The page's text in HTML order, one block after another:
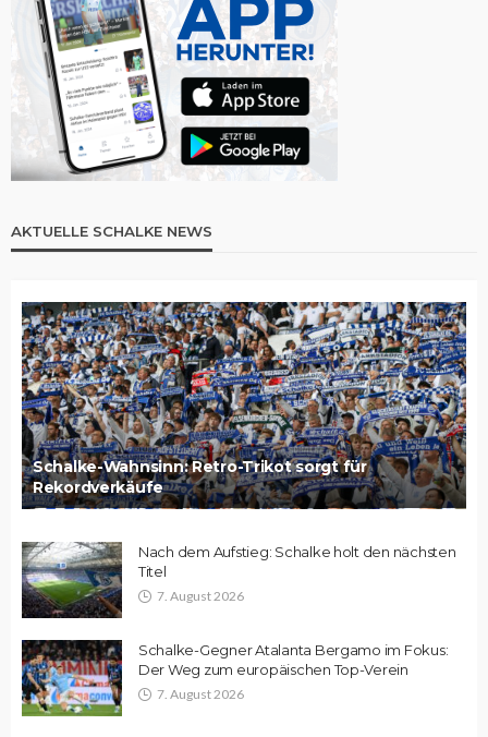
AKTUELLE SCHALKE NEWS
Schalke-Wahnsinn: Retro-Trikot sorgt für
Rekordverkäufe
Nach dem Aufstieg: Schalke holt den nächsten
Titel
7. August 2026
Schalke-Gegner Atalanta Bergamo im Fokus:
Der Weg zum europäischen Top-Verein
7. August 2026